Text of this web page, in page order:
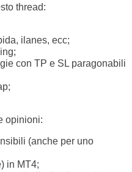
thread:
ilanes, ecc;
con TP e SL paragonabili
opinioni:
(anche per uno
in MT4;